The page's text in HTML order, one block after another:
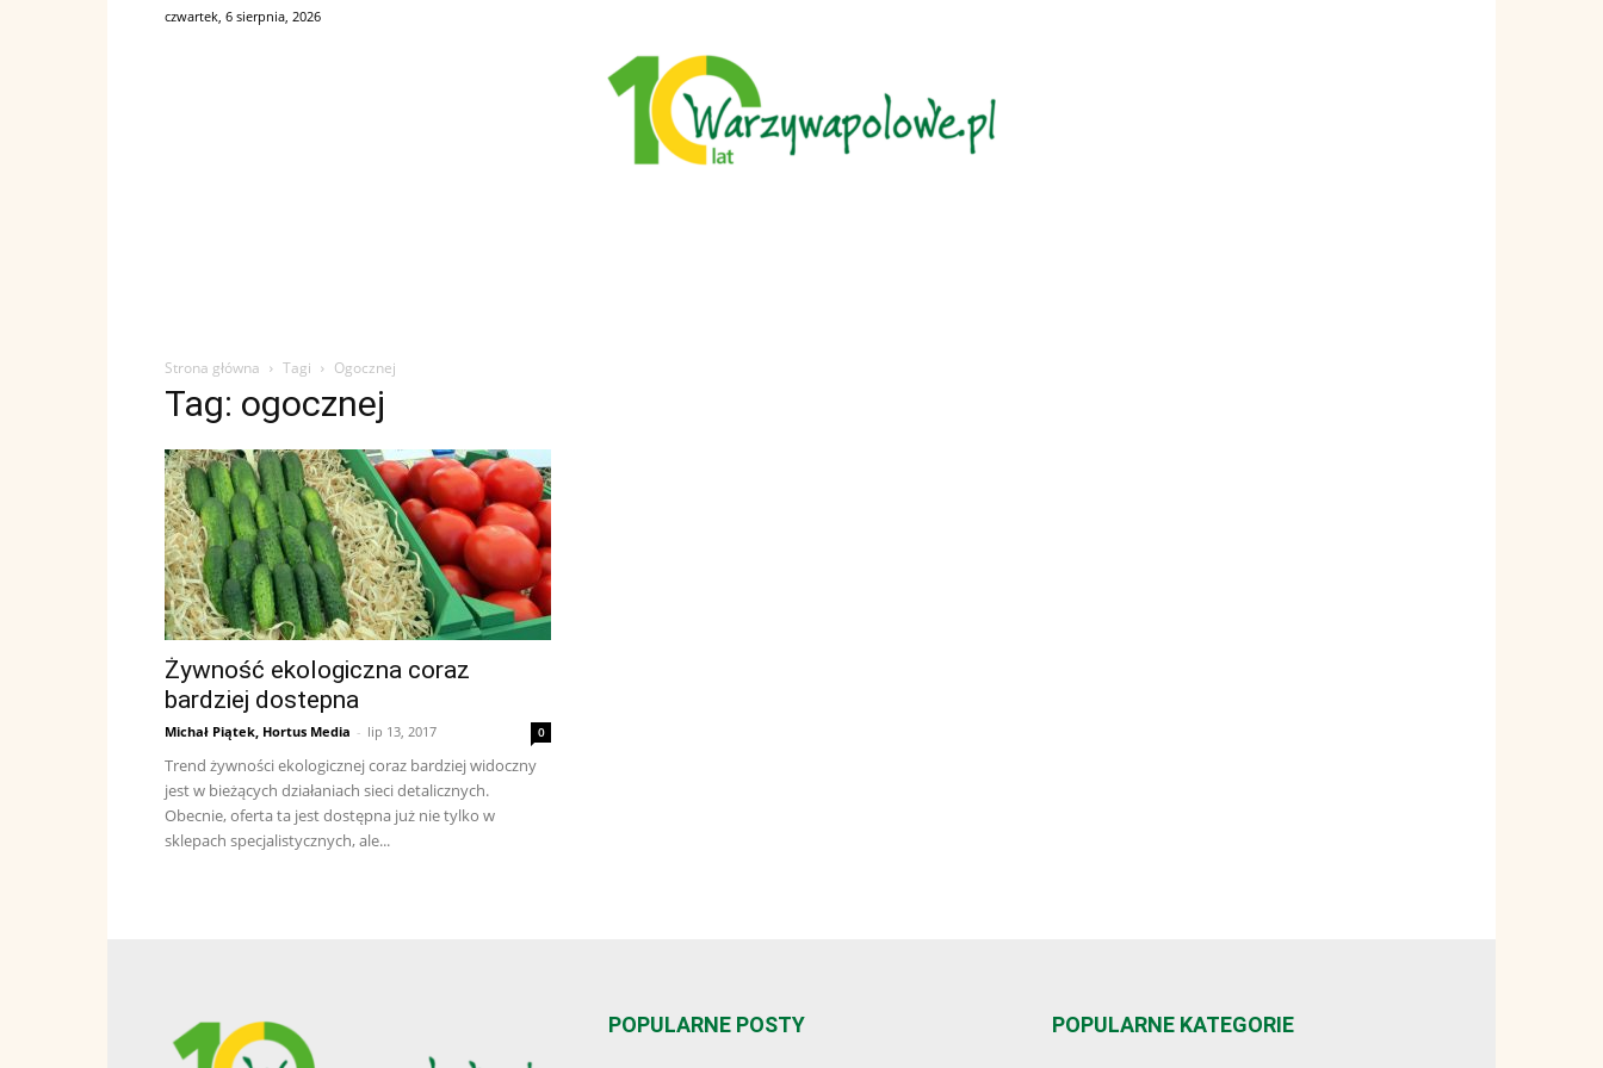
czwartek, 6 sierpnia, 2026
Strona główna Tagi Ogocznej
Tag: ogocznej
Żywność ekologiczna coraz
bardziej dostepna
Michał Piątek, Hortus Media - lip 13, 2017 0
Trend żywności ekologicznej coraz bardziej widoczny
jest w bieżących działaniach sieci detalicznych.
Obecnie, oferta ta jest dostępna już nie tylko w
sklepach specjalistycznych, ale...
POPULARNE POSTY POPULARNE KATEGORIE